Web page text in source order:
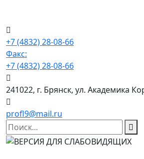
+7 (4832) 28-08-66
Факс:
+7 (4832) 28-08-66
241022, г. Брянск, ул. Академика
profl9@mail.ru